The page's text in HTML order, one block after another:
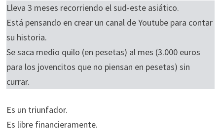
Lleva 3 meses recorriendo el sud-este asiático.
Está pensando en crear un canal de Youtube para contar
su historia.
Se saca medio quilo (en pesetas) al mes (3.000 euros
para los jovencitos que no piensan en pesetas) sin
currar.
Es un triunfador.
Es libre financieramente.